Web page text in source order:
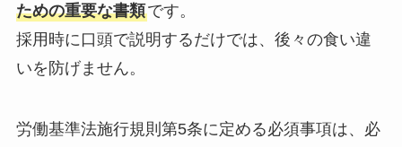
ための重要な書類です。
採用時に口頭で説明するだけでは、後々の食い違
いを防げません。
労働基準法施行規則第5条に定める必須事項は、必